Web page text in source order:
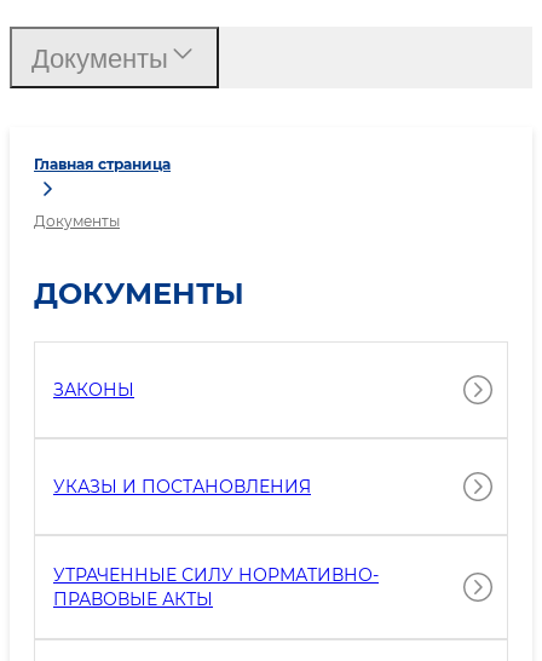
Главная страница
Документы
ДОКУМЕНТЫ
ЗАКОНЫ
УКАЗЫ И ПОСТАНОВЛЕНИЯ
УТРАЧЕННЫЕ СИЛУ НОРМАТИВНО-
ПРАВОВЫЕ АКТЫ
Документы